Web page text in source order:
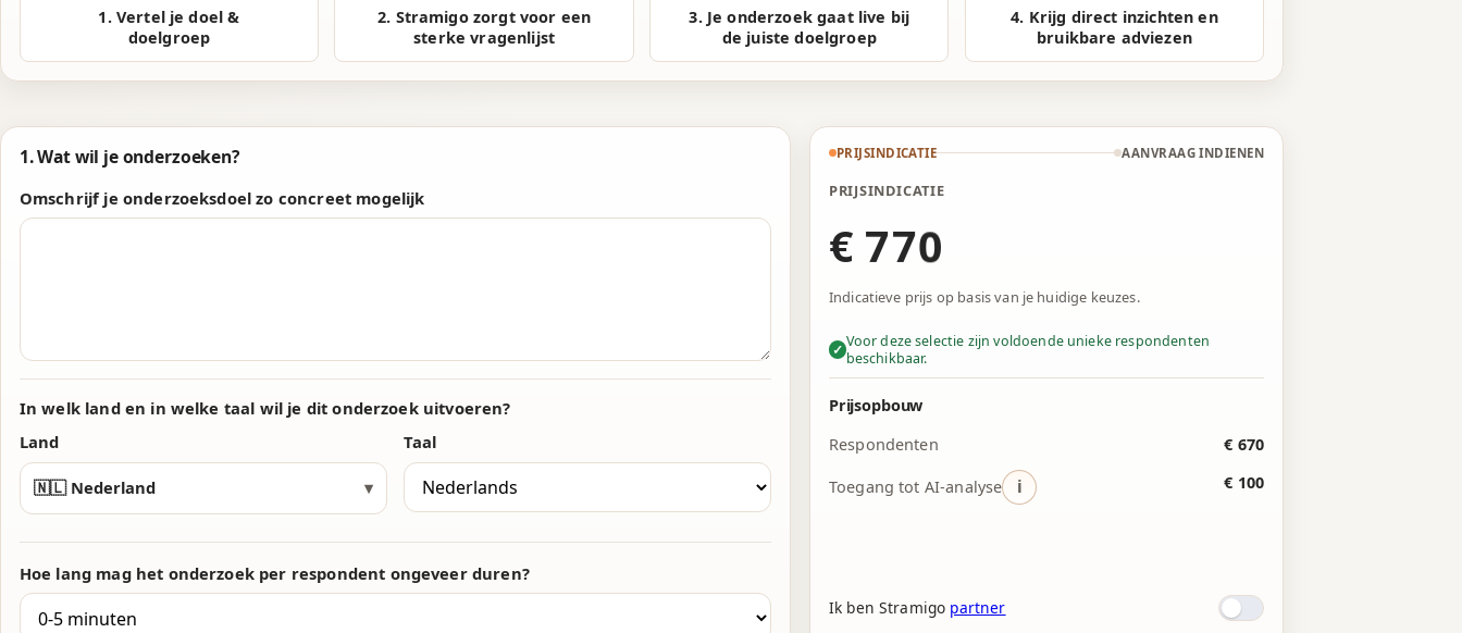
1. Vertel je doel &
doelgroep
2. Stramigo zorgt voor een
sterke vragenlijst
3. Je onderzoek gaat live bij
de juiste doelgroep
4. Krijg direct inzichten en
bruikbare adviezen
1. Wat wil je onderzoeken?
Omschrijf je onderzoeksdoel zo concreet mogelijk
In welk land en in welke taal wil je dit onderzoek uitvoeren?
Land
🇳🇱 Nederland ▾
Taal
Hoe lang mag het onderzoek per respondent ongeveer duren?
PRIJSINDICATIE AANVRAAG INDIENEN
PRIJSINDICATIE
€
2
3
4
5
6
7
8
9
0
1
2
3
5
2
3
4
5
6
7
8
9
0
1
2
3
5
6
7
8
9
0
1
2
3
4
5
6
8
Indicatieve prijs op basis van je huidige keuzes.
✓ Voor deze selectie zijn voldoende unieke respondenten
beschikbaar.
Prijsopbouw
Respondenten
€ 670
Toegang tot AI-analyse i € 100
Ik ben Stramigo partner